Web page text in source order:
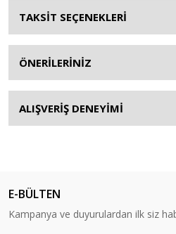
TAKSİT SEÇENEKLERİ
ÖNERİLERİNİZ
ALIŞVERİŞ DENEYİMİ
E-BÜLTEN
Kampanya ve duyurulardan ilk siz